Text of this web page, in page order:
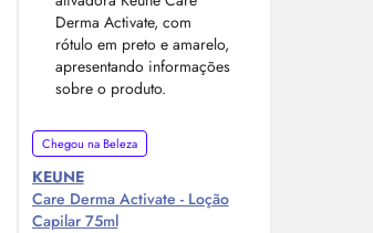
Chegou na Beleza
KEUNE
Care Derma Activate - Loção
Capilar 75ml